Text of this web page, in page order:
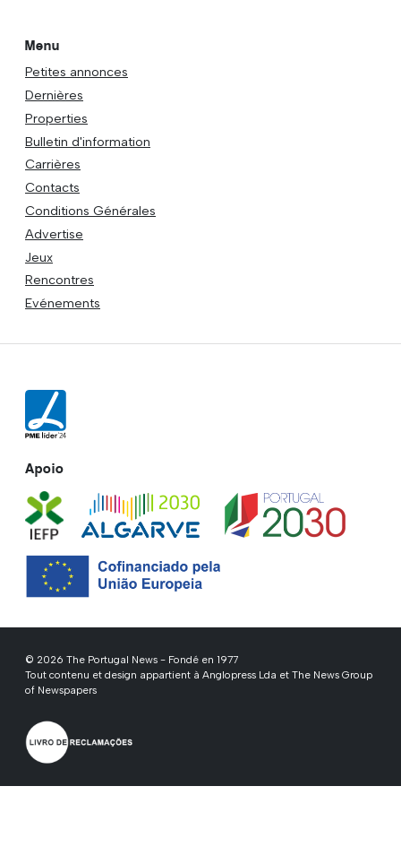
Menu
Petites annonces
Dernières
Properties
Bulletin d'information
Carrières
Contacts
Conditions Générales
Advertise
Jeux
Rencontres
Evénements
Apoio
© 2026 The Portugal News - Fondé en 1977
Tout contenu et design appartient à Anglopress Lda et The News Group
of Newspapers